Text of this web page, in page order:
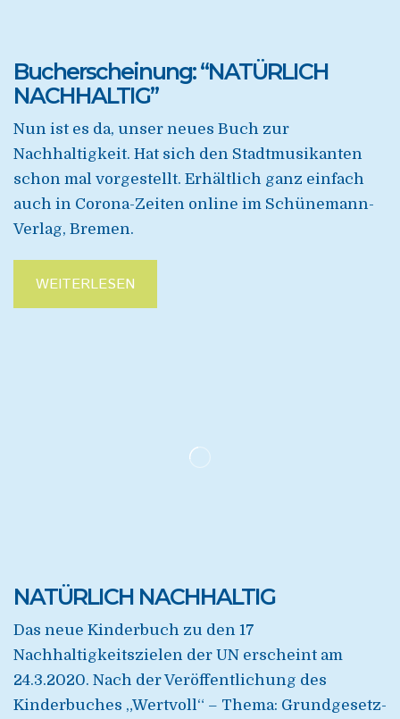
Bucherscheinung: “NATÜRLICH
NACHHALTIG”
Nun ist es da, unser neues Buch zur
Nachhaltigkeit. Hat sich den Stadtmusikanten
schon mal vorgestellt. Erhältlich ganz einfach
auch in Corona-Zeiten online im Schünemann-
Verlag, Bremen.
WEITERLESEN
NATÜRLICH NACHHALTIG
Das neue Kinderbuch zu den 17
Nachhaltigkeitszielen der UN erscheint am
24.3.2020. Nach der Veröffentlichung des
Kinderbuches „Wertvoll“ – Thema: Grundgesetz-